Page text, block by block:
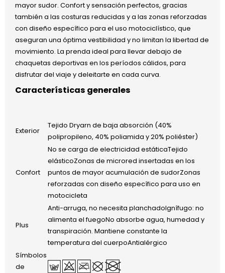
mayor sudor. Confort y sensación perfectos, gracias
también a las costuras reducidas y a las zonas reforzadas
con diseño específico para el uso motociclístico, que
aseguran una óptima vestibilidad y no limitan la libertad de
movimiento. La prenda ideal para llevar debajo de
chaquetas deportivas en los períodos cálidos, para
disfrutar del viaje y deleitarte en cada curva.
Características generales
Exterior
Tejido Dryarn de baja absorción (40%
polipropileno, 40% poliamida y 20% poliéster)
Confort
No se carga de electricidad estáticaTejido
elásticoZonas de microred insertadas en los
puntos de mayor acumulación de sudorZonas
reforzadas con diseño específico para uso en
motocicleta
Plus
Anti-arruga, no necesita planchadoIgnífugo: no
alimenta el fuegoNo absorbe agua, humedad y
transpiración. Mantiene constante la
temperatura del cuerpoAntialérgico
Símbolos
de